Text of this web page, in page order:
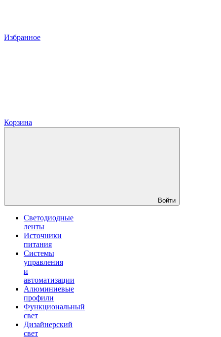
Избранное
Корзина
Войти
Светодиодные
ленты
Источники
питания
Системы
управления
и
автоматизации
Алюминиевые
профили
Функциональный
свет
Дизайнерский
свет